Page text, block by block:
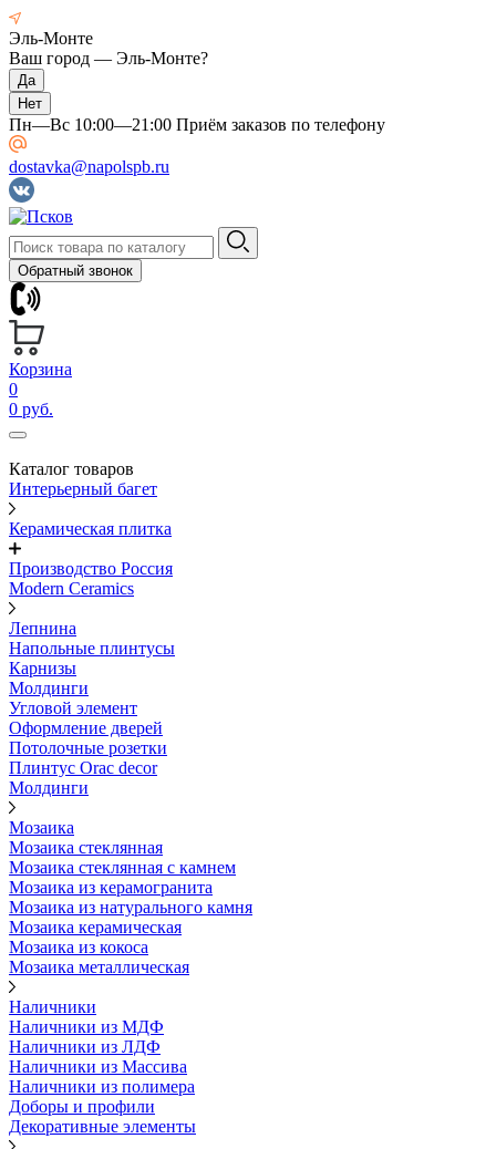
Эль-Монте
Ваш город — Эль-Монте?
Пн—Вс 10:00—21:00 Приём заказов по телефону
dostavka@napolspb.ru
Обратный звонок
Корзина
0
0 руб.
Каталог товаров
Интерьерный багет
Керамическая плитка
Производство Россия
Modern Ceramics
Лепнина
Напольные плинтусы
Карнизы
Молдинги
Угловой элемент
Оформление дверей
Потолочные розетки
Плинтус Orac decor
Молдинги
Мозаика
Мозаика стеклянная
Мозаика стеклянная с камнем
Мозаика из керамогранита
Мозаика из натурального камня
Мозаика керамическая
Мозаика из кокоса
Мозаика металлическая
Наличники
Наличники из МДФ
Наличники из ЛДФ
Наличники из Массива
Наличники из полимера
Доборы и профили
Декоративные элементы